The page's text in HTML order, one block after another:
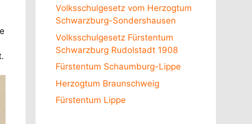
Volksschulgesetz vom Herzogtum
Schwarzburg-Sondershausen
Volksschulgesetz Fürstentum
Schwarzburg Rudolstadt 1908
Fürstentum Schaumburg-Lippe
Herzogtum Braunschweig
Fürstentum Lippe